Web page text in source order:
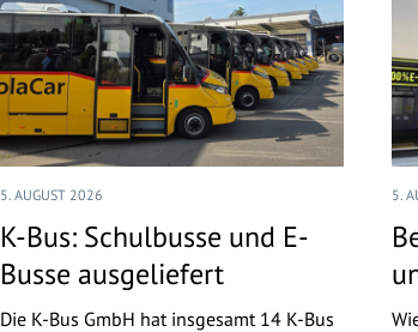
5. AUGUST 2026
K-Bus: Schulbusse und E-
Busse ausgeliefert
Die K-Bus GmbH hat insgesamt 14 K-Bus
5.